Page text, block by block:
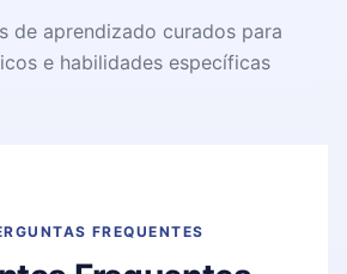
de aprendizado curados para
e habilidades específicas
FREQUENTES